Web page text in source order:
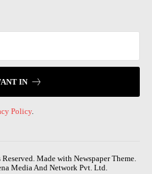
IN
Policy.
Made with Newspaper Theme.
Media And Network Pvt. Ltd.